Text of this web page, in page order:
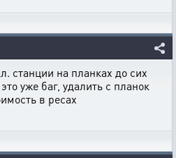
станции на планках до сих
уже баг, удалить с планок
в ресах